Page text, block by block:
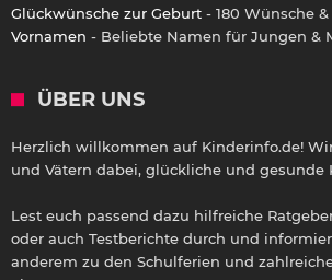
Glückwünsche zur Geburt - 180 Wünsche
Vornamen - Beliebte Namen für Jungen &
ÜBER UNS
Herzlich willkommen auf Kinderinfo.de!
und Vätern dabei, glückliche und gesunde
Lest euch passend dazu hilfreiche
oder auch Testberichte durch und
anderem zu den Schulferien und